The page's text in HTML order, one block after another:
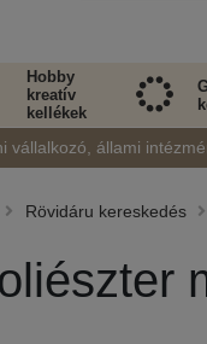
Hobby
kreatív
kellékek
vállalkozó, állami
Rövidáru kereskedés